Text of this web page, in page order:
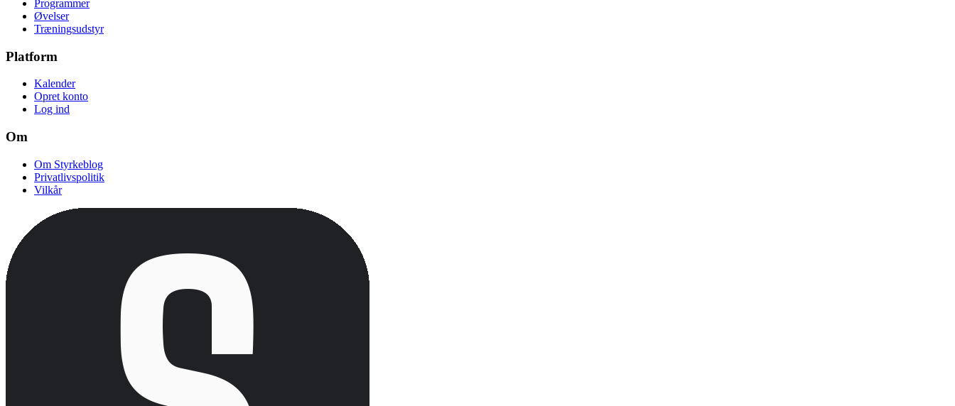
Programmer
Øvelser
Træningsudstyr
Platform
Kalender
Opret konto
Log ind
Om
Om Styrkeblog
Privatlivspolitik
Vilkår